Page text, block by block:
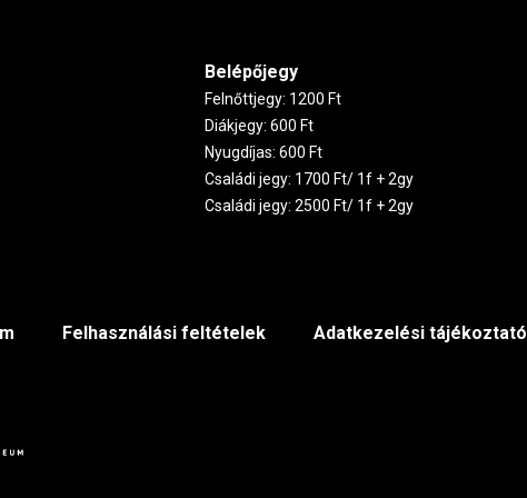
Belépőjegy
Felnőttjegy: 1200 Ft
Diákjegy: 600 Ft
Nyugdíjas: 600 Ft
Családi jegy: 1700 Ft/ 1f + 2gy
Családi jegy: 2500 Ft/ 1f + 2gy
Felhasználási feltételek Adatkezelési tájékoztató